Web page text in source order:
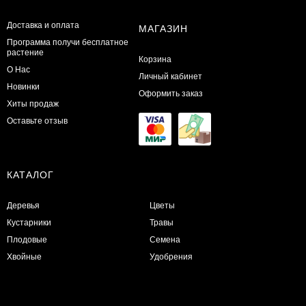
Доставка и оплата
Программа получи бесплатное
растение
О Нас
Новинки
Хиты продаж
Оставьте отзыв
МАГАЗИН
Корзина
Личный кабинет
Оформить заказ
КАТАЛОГ
Деревья
Кустарники
Плодовые
Хвойные
Цветы
Травы
Семена
Удобрения